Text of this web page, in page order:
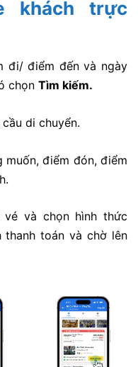
khách trực
đi/ điểm đến và ngày
chọn Tìm kiếm.
di chuyển.
điểm đón, điểm
và chọn hình thức
thanh toán và chờ lên